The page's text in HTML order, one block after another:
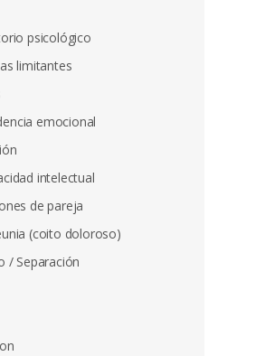
psicológico
limitantes
emocional
intelectual
de pareja
(coito doloroso)
/ Separación